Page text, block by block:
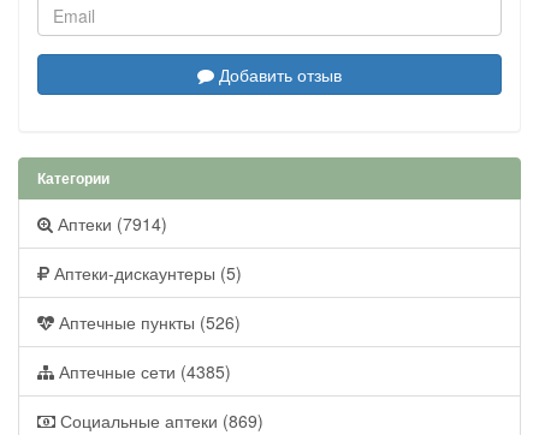
Добавить отзыв
Категории
Аптеки (7914)
Аптеки-дискаунтеры (5)
Аптечные пункты (526)
Аптечные сети (4385)
Социальные аптеки (869)